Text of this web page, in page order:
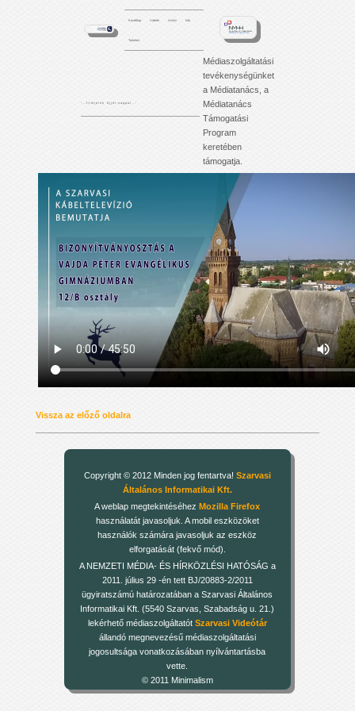
Kezdőlap Videók Archív Info
Tartalom
'. . . f i l m j e i n k é j j e l - n a p p a l . . .'
Médiaszolgáltatási
tevékenységünket
a Médiatanács, a
Médiatanács
Támogatási
Program
keretében
támogatja.
Vissza az előző oldalra
Copyright © 2012 Minden jog fentartva! Szarvasi
Általános Informatikai Kft.
A weblap megtekintéséhezMozilla Firefox
használatát javasoljuk. A mobil eszközöket
használók számára javasoljuk az eszköz
elforgatását (fekvő mód).
A NEMZETI MÉDIA- ÉS HÍRKÖZLÉSI HATÓSÁG a
2011. július 29 -én tett BJ/20883-2/2011
ügyiratszámú határozatában a Szarvasi Általános
Informatikai Kft. (5540 Szarvas, Szabadság u. 21.)
lekérhető médiaszolgáltatót Szarvasi Videótár
állandó megnevezésű médiaszolgáltatási
jogosultsága vonatkozásában nyílvántartásba
vette.
© 2011 Minimalism